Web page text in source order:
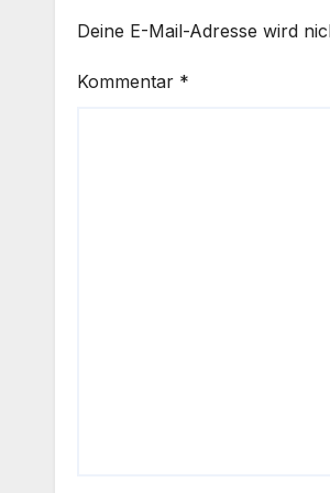
Deine E-Mail-Adresse wird
Kommentar *